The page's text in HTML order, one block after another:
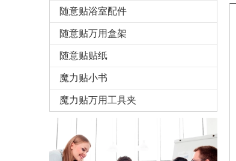
随意贴浴室配件
随意贴万用盒架
随意贴贴纸
魔力贴小书
魔力贴万用工具夹